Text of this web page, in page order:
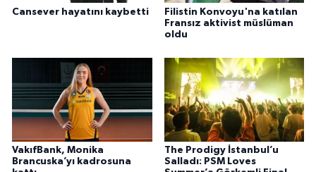
Cansever hayatını kaybetti
Filistin Konvoyu'na katılan
Fransız aktivist müslüman
oldu
VakıfBank, Monika
Brancuska’yı kadrosuna
The Prodigy İstanbul’u
Salladı: PSM Loves